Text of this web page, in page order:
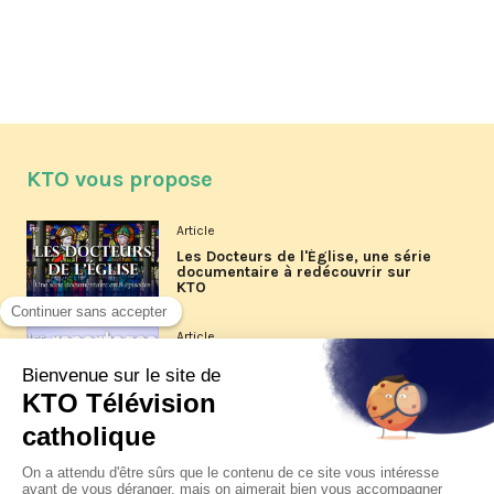
KTO vous propose
Article
Les Docteurs de l'Église, une série
documentaire à redécouvrir sur
KTO
Article
Les reportages d'été 2026 de KTO
La visite pastorale du pape Léon
XIV à Assise à suivre sur KTO le